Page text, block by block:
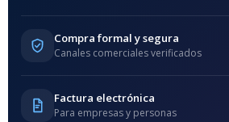
Compra formal y segura
Canales comerciales verificados
Factura electrónica
Para empresas y personas